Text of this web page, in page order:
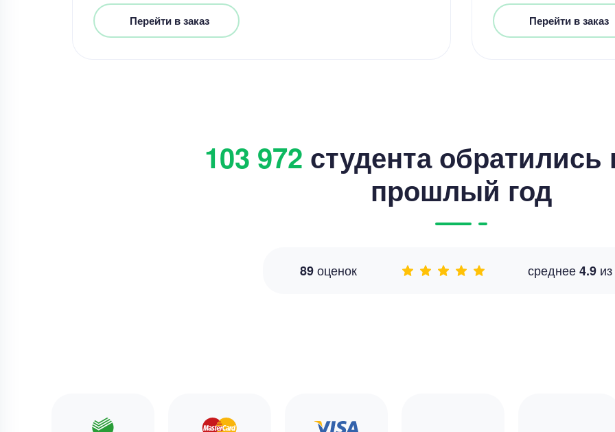
Перейти в заказ Перейти в заказ
103 972 студента обратились
прошлый год
89оценок среднее4.9 из